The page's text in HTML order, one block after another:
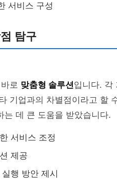
서비스 구성
탐구
로 맞춤형 솔루션입니다. 각
기업과의 차별점이라고 할
는 데 큰 도움을 받았습니다.
서비스 조정
제공
행 방안 제시